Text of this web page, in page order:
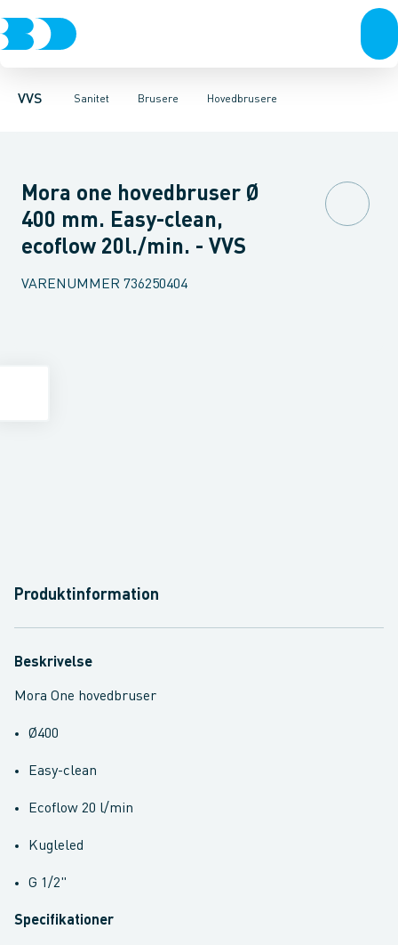
VVS Sanitet
Rør & fittingsPressfittings & rørKuglehaner & ventiler
Brusere
Toiletter, sæder og cisterner VaskeArmaturer
Hovedbrusere
HåndbrusereBruseslanger BrusesætBrusestænger
Mora one hovedbruser Ø
400 mm. Easy-clean,
ecoflow 20l./min. - VVS
VARENUMMER 736250404
Produktinformation
Beskrivelse
Mora One hovedbruser
Ø400
Easy-clean
Ecoflow 20 l/min
Kugleled
G 1/2"
Specifikationer